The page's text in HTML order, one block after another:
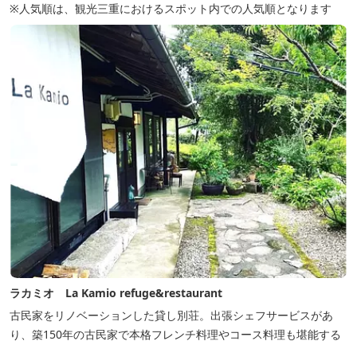
※人気順は、観光三重におけるスポット内での人気順となります
ラカミオ La Kamio refuge&restaurant
古民家をリノベーションした貸し別荘。出張シェフサービスがあ
り、築150年の古民家で本格フレンチ料理やコース料理も堪能する